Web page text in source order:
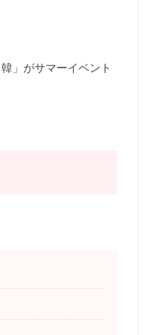
」がサマーイベント